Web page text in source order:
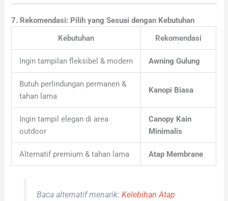
7. Rekomendasi: Pilih yang Sesuai dengan Kebutuhan
Kebutuhan
Rekomendasi
Ingin tampilan fleksibel & modern Awning Gulung
Butuh perlindungan permanen &
tahan lama
Kanopi Biasa
Ingin tampil elegan di area
outdoor
Canopy Kain
Minimalis
Alternatif premium & tahan lama Atap Membrane
Baca alternatif menarik: Kelebihan Atap